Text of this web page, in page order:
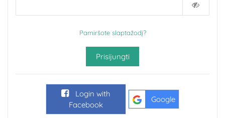
Pamiršote slaptažodį?
Prisijungti
Login with
Facebook
Google